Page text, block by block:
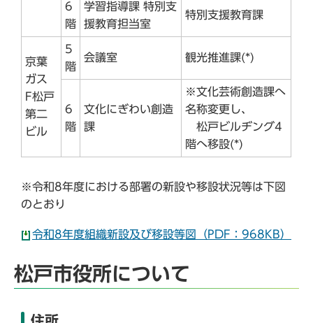
6
階
学習指導課 特別支
援教育担当室
特別支援教育課
京葉
ガス
F松戸
第二
ビル
5
階
会議室 観光推進課(*)
6
階
文化にぎわい創造
課
※文化芸術創造課へ
名称変更し、
松戸ビルヂング4
階へ移設(*)
※令和8年度における部署の新設や移設状況等は下図
のとおり
令和8年度組織新設及び移設等図（PDF：968KB）
松戸市役所について
住所